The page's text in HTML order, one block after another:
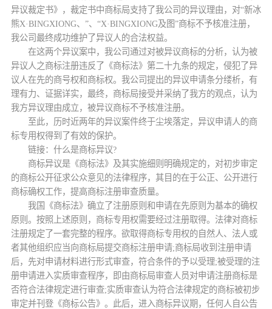
异议裁定书》，裁定书中商标局支持了我公司的异议理由，对“新冰
熊X·BINGXIONG、”、“X·BINGXIONG及图”商标不予核准注册，
我公司最终成功维护了异议人的合法权益。
在这两个异议案中，我公司通过对被异议商标的分析，认为被
异议人之商标注册违反了《商标法》第二十九条的规定，侵犯了异
议人在先的商号权和商标权。我公司提出的异议申请条分缕析，有
理有力、证据详实，最终，商标局接受并采纳了我方的观点，认为
我方异议理由成立，被异议商标不予核准注册。
至此，历时近两年的异议案件终于尘埃落定，异议申请人的商
标专用权得到了有效的保护。
链接：什么是商标异议?
商标异议是《商标法》及其实施细则明确规定的，对初步审定
的商标公开征求公众意见的法律程序，其目的在于公正、公开进行
商标确权工作，提高商标注册审查质量。
我国《商标法》确立了注册原则和申请在先原则为基本的确权
原则。按照上述原则，商标专用权需要经过注册取得。法律对商标
注册规定了一套完整的程序。欲取得商标专用权的自然人、法人或
者其他组织应当向商标局提交商标注册申请;商标局收到注册申请
后，先对申请材料进行形式审查，符合条件的予以受理;被受理的注
册申请进入实质审查程序，即由商标局审查人员对申请注册商标是
否符合法律规定进行审查;实质审查认为符合法律规定的商标被初步
审定并刊登《商标公告》。此后，进入商标异议期，任何人自公告